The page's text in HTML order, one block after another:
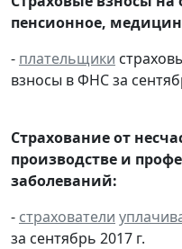
пенсионное,
- плательщики
взносы в ФНС за
Страхование от
производстве и
заболеваний:
- страхователи
за сентябрь 2017 г.